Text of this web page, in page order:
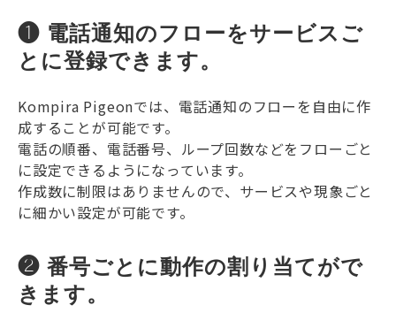
❶ 電話通知のフローをサービスご
とに登録できます。
Kompira Pigeonでは、電話通知のフローを自由に作
成することが可能です。
電話の順番、電話番号、ループ回数などをフローごと
に設定できるようになっています。
作成数に制限はありませんので、サービスや現象ごと
に細かい設定が可能です。
❷ 番号ごとに動作の割り当てがで
きます。